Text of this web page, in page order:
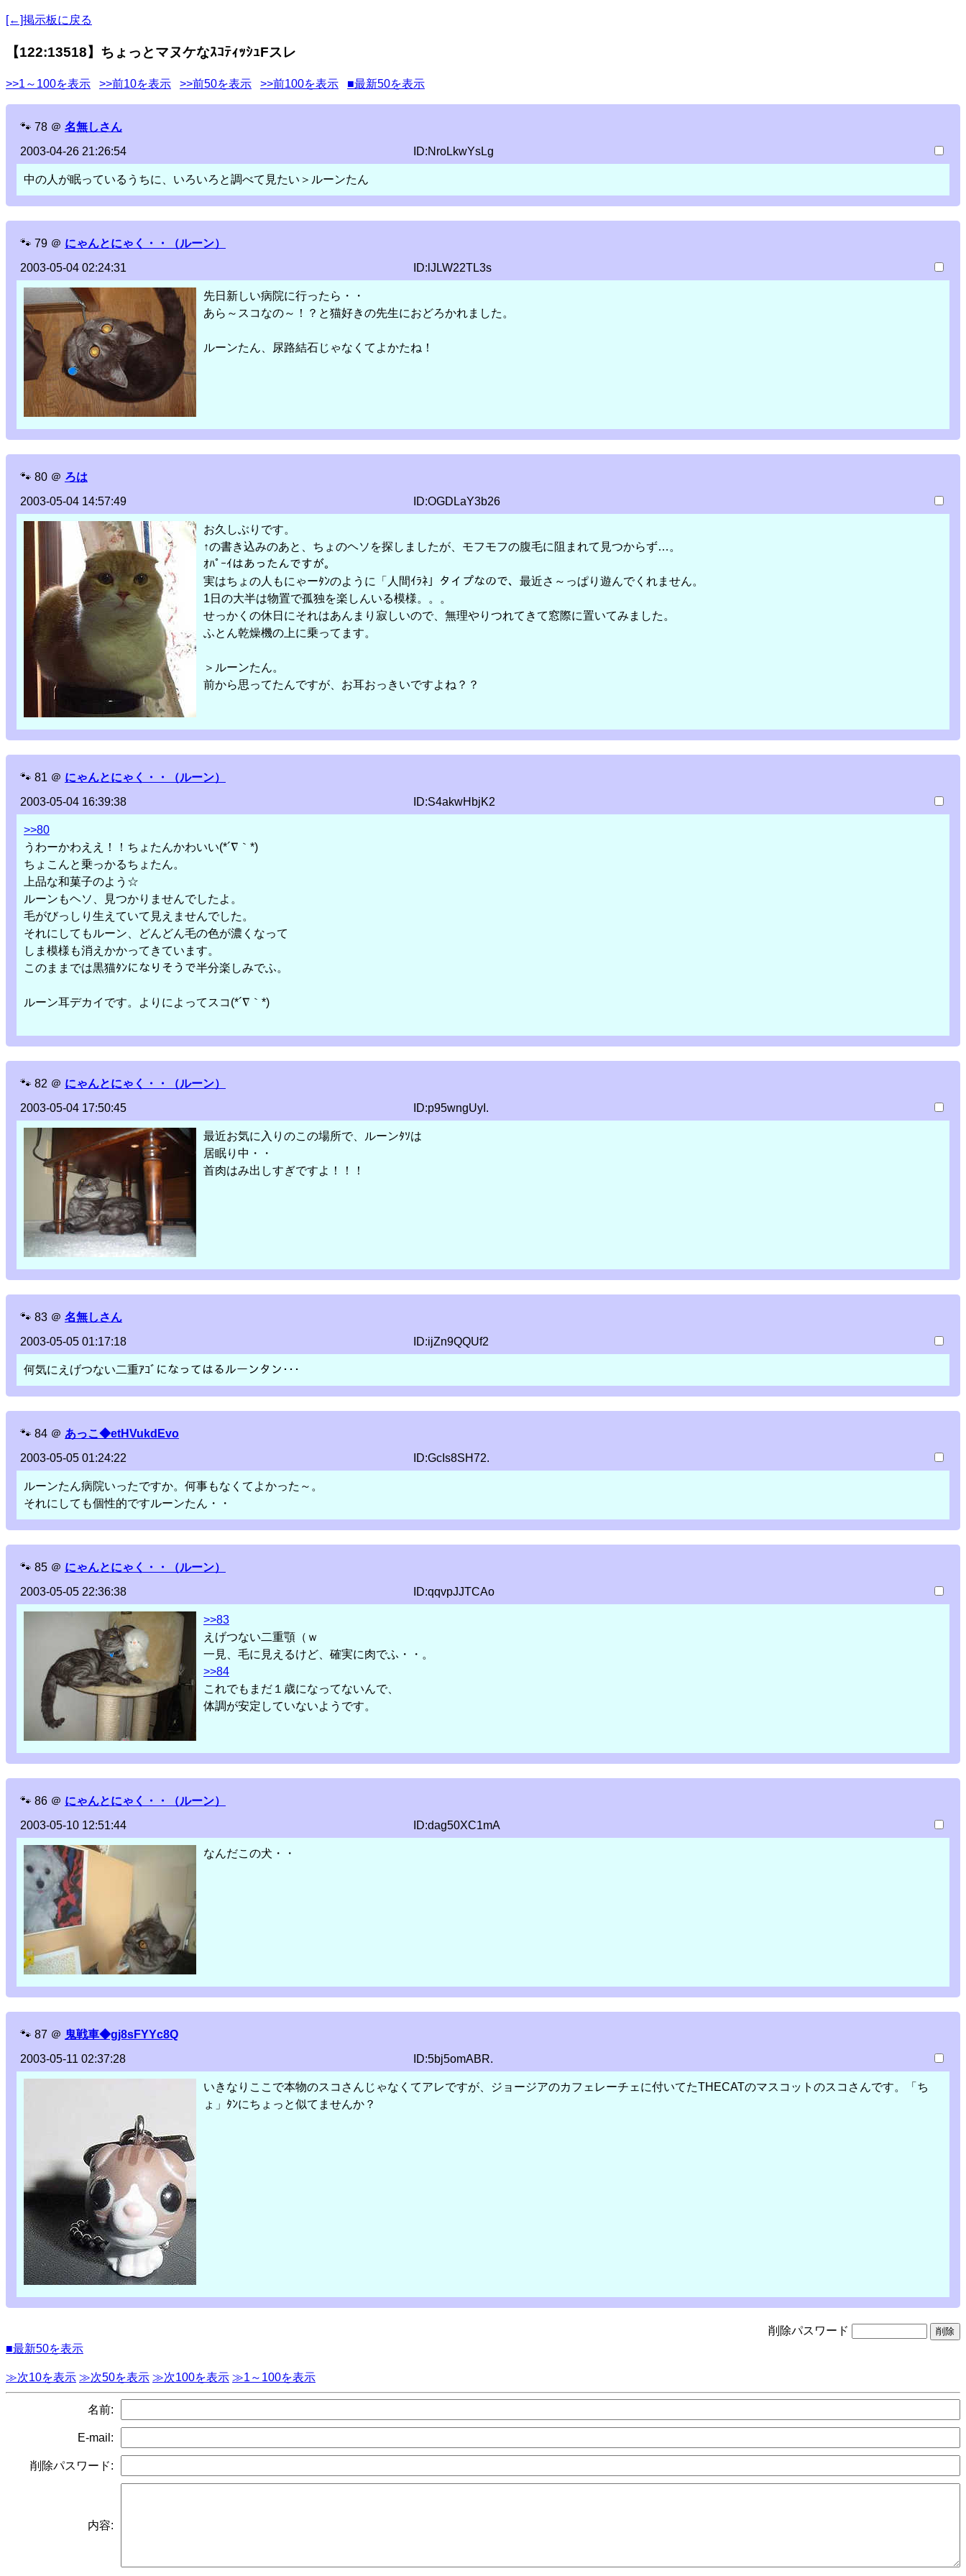
[←]掲示板に戻る
【122:13518】ちょっとマヌケなｽｺﾃｨｯｼｭFスレ
>>1～100を表示 >>前10を表示 >>前50を表示 >>前100を表示 ■最新50を表示
🐾 78 ＠ 名無しさん
2003-04-26 21:26:54
ID:NroLkwYsLg
中の人が眠っているうちに、いろいろと調べて見たい＞ルーンたん
🐾 79 ＠ にゃんとにゃく・・（ルーン）
2003-05-04 02:24:31
ID:lJLW22TL3s
先日新しい病院に行ったら・・
あら～スコなの～！？と猫好きの先生におどろかれました。
ルーンたん、尿路結石じゃなくてよかたね！
🐾 80 ＠ ろは
2003-05-04 14:57:49
ID:OGDLaY3b26
お久しぶりです。
↑の書き込みのあと、ちょのヘソを探しましたが、モフモフの腹毛に阻まれて見つからず…。
ｵﾊﾟｰｲはあったんですが。
実はちょの人もにゃーﾀﾝのように「人間ｲﾗﾈ」タイプなので、最近さ～っぱり遊んでくれません。
1日の大半は物置で孤独を楽しんいる模様。。。
せっかくの休日にそれはあんまり寂しいので、無理やりつれてきて窓際に置いてみました。
ふとん乾燥機の上に乗ってます。
＞ルーンたん。
前から思ってたんですが、お耳おっきいですよね？？
🐾 81 ＠ にゃんとにゃく・・（ルーン）
2003-05-04 16:39:38
ID:S4akwHbjK2
>>80
うわーかわええ！！ちょたんかわいい(*´∇｀*)
ちょこんと乗っかるちょたん。
上品な和菓子のよう☆
ルーンもヘソ、見つかりませんでしたよ。
毛がびっしり生えていて見えませんでした。
それにしてもルーン、どんどん毛の色が濃くなって
しま模様も消えかかってきています。
このままでは黒猫ﾀﾝになりそうで半分楽しみでふ。
ルーン耳デカイです。よりによってスコ(*´∇｀*)
🐾 82 ＠ にゃんとにゃく・・（ルーン）
2003-05-04 17:50:45
ID:p95wngUyI.
最近お気に入りのこの場所で、ルーンﾀｿは
居眠り中・・
首肉はみ出しすぎですよ！！！
🐾 83 ＠ 名無しさん
2003-05-05 01:17:18
ID:ijZn9QQUf2
何気にえげつない二重ｱｺﾞになってはるルーンタン･･･
🐾 84 ＠ あっこ◆etHVukdEvo
2003-05-05 01:24:22
ID:GcIs8SH72.
ルーンたん病院いったですか。何事もなくてよかった～。
それにしても個性的ですルーンたん・・
🐾 85 ＠ にゃんとにゃく・・（ルーン）
2003-05-05 22:36:38
ID:qqvpJJTCAo
>>83
えげつない二重顎（ｗ
一見、毛に見えるけど、確実に肉でふ・・。
>>84
これでもまだ１歳になってないんで、
体調が安定していないようです。
🐾 86 ＠ にゃんとにゃく・・（ルーン）
2003-05-10 12:51:44
ID:dag50XC1mA
なんだこの犬・・
🐾 87 ＠ 鬼戦車◆gj8sFYYc8Q
2003-05-11 02:37:28
ID:5bj5omABR.
いきなりここで本物のスコさんじゃなくてアレですが、ジョージアのカフェレーチェに付いてたTHECATのマスコットのスコさんです。「ち
ょ」ﾀﾝにちょっと似てませんか？
削除パスワード
■最新50を表示
≫次10を表示 ≫次50を表示 ≫次100を表示 ≫1～100を表示
名前:
E-mail:
削除パスワード:
内容: